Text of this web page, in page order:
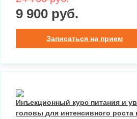
9 900 руб.
Записаться на прием
Инъекционный курс питания и
головы для интенсивного роста